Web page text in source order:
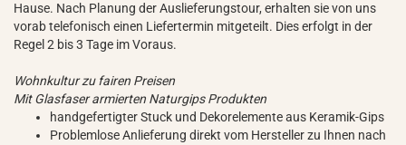
Hause. Nach Planung der Auslieferungstour, erhalten sie von uns
vorab telefonisch einen Liefertermin mitgeteilt. Dies erfolgt in der
Regel 2 bis 3 Tage im Voraus.
Wohnkultur zu fairen Preisen
Mit Glasfaser armierten Naturgips Produkten
handgefertigter Stuck und Dekorelemente aus Keramik-Gips
Problemlose Anlieferung direkt vom Hersteller zu Ihnen nach